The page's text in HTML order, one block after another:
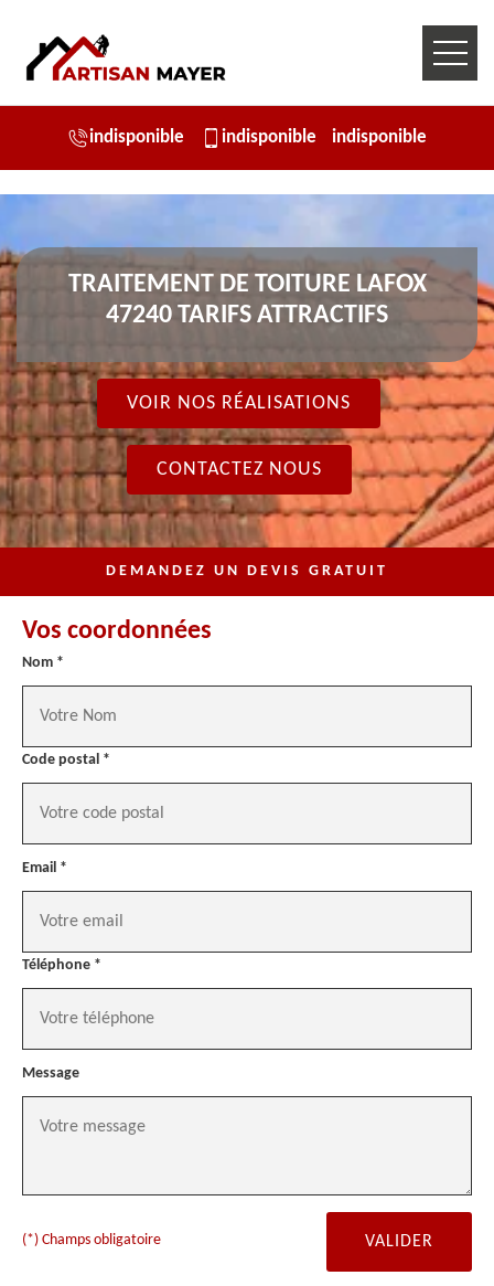
indisponible indisponible indisponible
TRAITEMENT DE TOITURE LAFOX
47240 TARIFS ATTRACTIFS
VOIR NOS RÉALISATIONS
CONTACTEZ NOUS
DEMANDEZ UN DEVIS GRATUIT
Vos coordonnées
Nom *
Code postal *
Email *
Téléphone *
Message
(*) Champs obligatoire